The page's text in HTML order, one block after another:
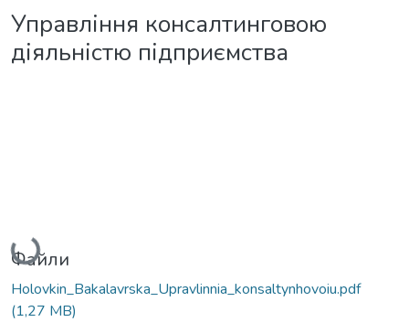
Управління консалтинговою
діяльністю підприємства
Вантажиться...
Файли
Holovkin_Bakalavrska_Upravlinnia_konsaltynhovoiu.pdf
(1,27 MB)